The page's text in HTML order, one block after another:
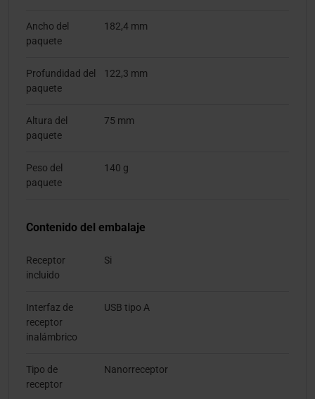
Ancho del
paquete
182,4 mm
Profundidad del
paquete
122,3 mm
Altura del
paquete
75 mm
Peso del
paquete
140 g
Contenido del embalaje
Receptor
incluido
Si
Interfaz de
receptor
inalámbrico
USB tipo A
Tipo de
receptor
Nanorreceptor